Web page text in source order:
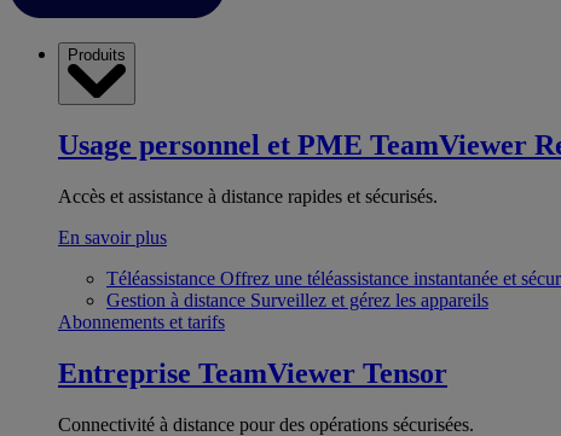
Produits
Usage personnel et PME TeamViewer
Accès et assistance à distance rapides et sécurisés.
En savoir plus
Téléassistance Offrez une téléassistance instantanée et
Gestion à distance Surveillez et gérez les appareils
Abonnements et tarifs
Entreprise TeamViewer Tensor
Connectivité à distance pour des opérations sécurisées.